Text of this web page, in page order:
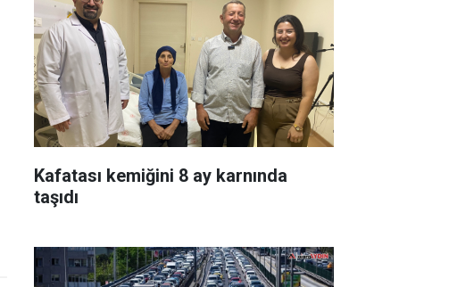
Kafatası kemiğini 8 ay karnında
taşıdı